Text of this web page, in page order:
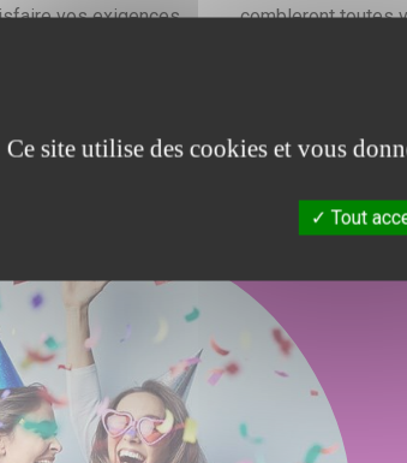
vos exigences.
combleront toutes
Ce site utilise des cookies et vous
Tout